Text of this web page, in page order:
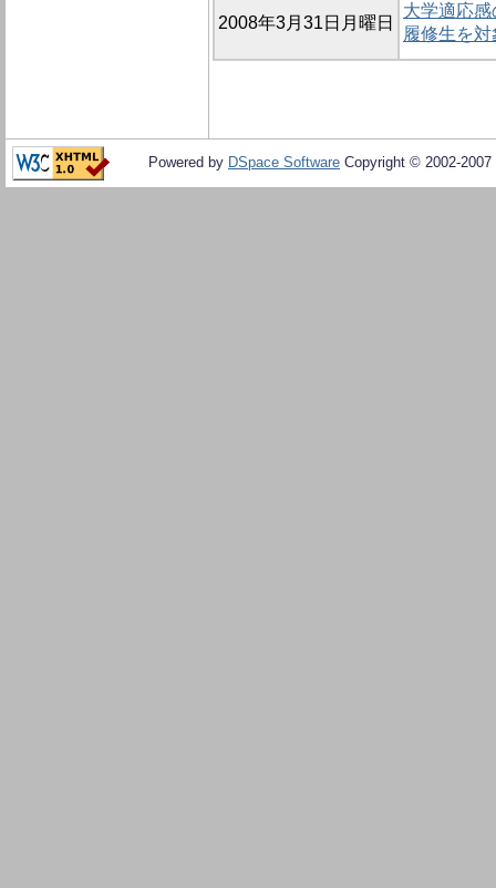
2008年3月31日月曜日
大学適応
履修生を
Powered by DSpace Software Copyright © 2002-2007